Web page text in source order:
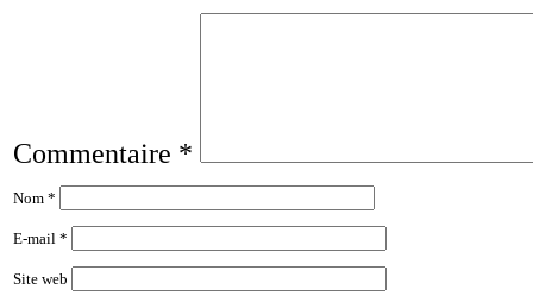
Commentaire *
Nom *
E-mail *
Site web